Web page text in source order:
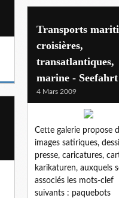
Transports
croisières,
transatlantiques,
marine - Seefahrt
4 Mars 2009
Cette galerie propose
images satiriques,
presse, caricatures,
karikaturen, auxquels
associés les mots-clef
suivants : paquebots